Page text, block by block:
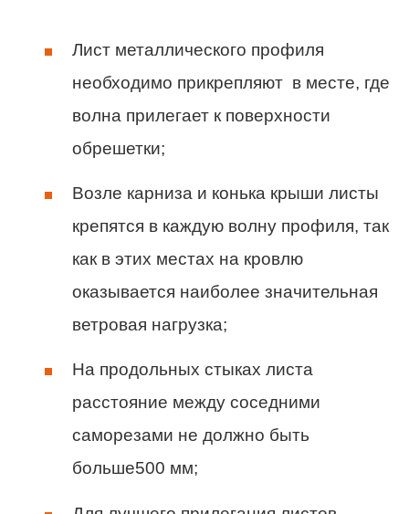
Лист металлического профиля
необходимо прикрепляют в месте, где
волна прилегает к поверхности
обрешетки;
Возле карниза и конька крыши листы
крепятся в каждую волну профиля, так
как в этих местах на кровлю
оказывается наиболее значительная
ветровая нагрузка;
На продольных стыках листа
расстояние между соседними
саморезами не должно быть
больше500 мм;